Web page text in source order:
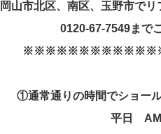
岡山市北区、南区、玉野市で
0120-67-7549まで
①通常通りの時間でショー
平日